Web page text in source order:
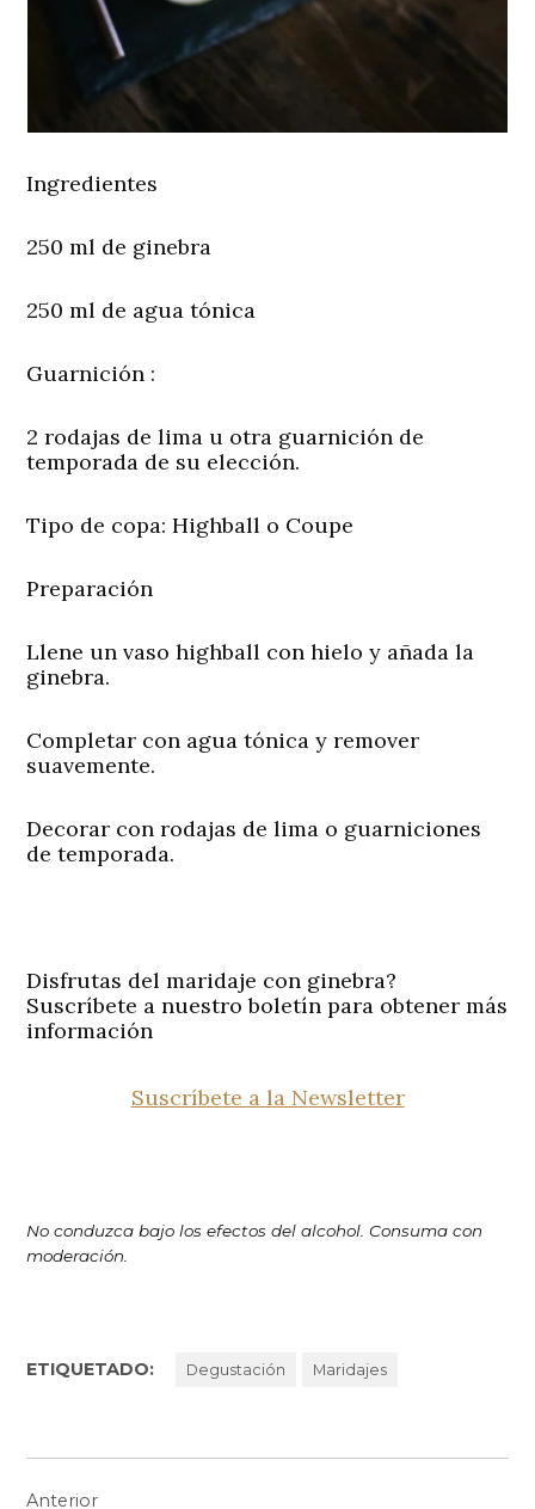
Ingredientes
250 ml de ginebra
250 ml de agua tónica
Guarnición :
2 rodajas de lima u otra guarnición de
temporada de su elección.
Tipo de copa: Highball o Coupe
Preparación
Llene un vaso highball con hielo y añada la
ginebra.
Completar con agua tónica y remover
suavemente.
Decorar con rodajas de lima o guarniciones
de temporada.
Disfrutas del maridaje con ginebra?
Suscríbete a nuestro boletín para obtener más
información
Suscríbete a la Newsletter
No conduzca bajo los efectos del alcohol. Consuma con
moderación.
ETIQUETADO: Degustación Maridajes
Anterior